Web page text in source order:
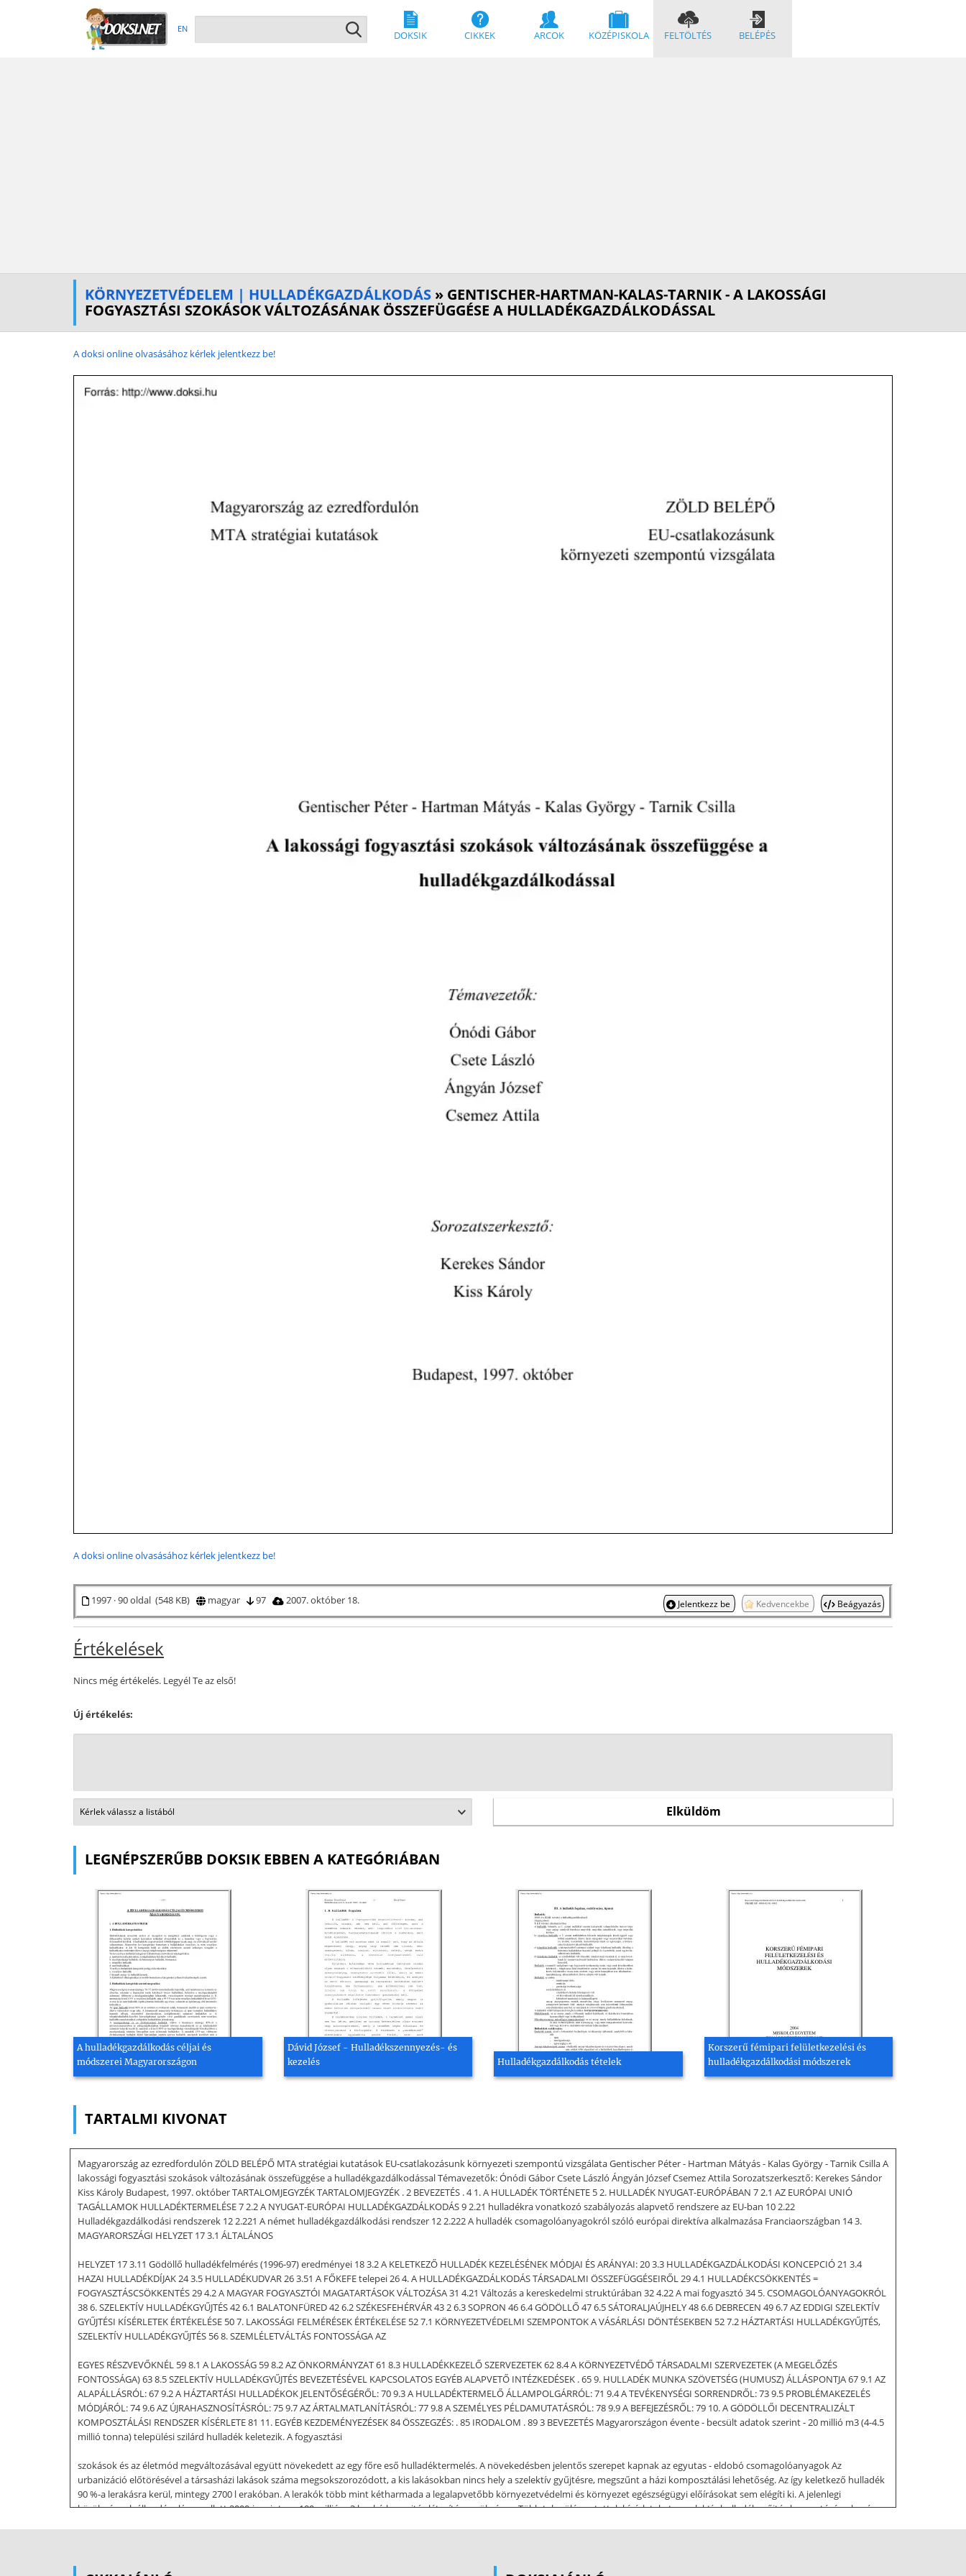
EN
DOKSIK CIKKEK ARCOK KÖZÉPISKOLA FELTÖLTÉS BELÉPÉS
KÖRNYEZETVÉDELEM | HULLADÉKGAZDÁLKODÁS » GENTISCHER-HARTMAN-KALAS-TARNIK - A LAKOSSÁGI
FOGYASZTÁSI SZOKÁSOK VÁLTOZÁSÁNAK ÖSSZEFÜGGÉSE A HULLADÉKGAZDÁLKODÁSSAL
A doksi online olvasásához kérlek jelentkezz be!
A doksi online olvasásához kérlek jelentkezz be!
1997 · 90 oldal (548 KB) magyar 97 2007. október 18. Jelentkezz be Kedvencekbe Beágyazás
Értékelések
Nincs még értékelés. Legyél Te az első!
Új értékelés:
LEGNÉPSZERŰBB DOKSIK EBBEN A KATEGÓRIÁBAN
A hulladékgazdálkodás céljai és
módszerei Magyarországon
Dávid József - Hulladékszennyezés- és
kezelés
Hulladékgazdálkodás tételek
Korszerű fémipari felületkezelési és
hulladékgazdálkodási módszerek
TARTALMI KIVONAT
Magyarország az ezredfordulón ZÖLD BELÉPŐ MTA stratégiai kutatások EU-csatlakozásunk környezeti szempontú vizsgálata Gentischer Péter - Hartman Mátyás - Kalas György - Tarnik Csilla A
lakossági fogyasztási szokások változásának összefüggése a hulladékgazdálkodással Témavezetők: Ónódi Gábor Csete László Ángyán József Csemez Attila Sorozatszerkesztő: Kerekes Sándor
Kiss Károly Budapest, 1997. október TARTALOMJEGYZÉK TARTALOMJEGYZÉK . 2 BEVEZETÉS . 4 1. A HULLADÉK TÖRTÉNETE 5 2. HULLADÉK NYUGAT-EURÓPÁBAN 7 2.1 AZ EURÓPAI UNIÓ
TAGÁLLAMOK HULLADÉKTERMELÉSE 7 2.2 A NYUGAT-EURÓPAI HULLADÉKGAZDÁLKODÁS 9 2.21 hulladékra vonatkozó szabályozás alapvető rendszere az EU-ban 10 2.22
Hulladékgazdálkodási rendszerek 12 2.221 A német hulladékgazdálkodási rendszer 12 2.222 A hulladék csomagolóanyagokról szóló európai direktíva alkalmazása Franciaországban 14 3.
MAGYARORSZÁGI HELYZET 17 3.1 ÁLTALÁNOS
HELYZET 17 3.11 Gödöllő hulladékfelmérés (1996-97) eredményei 18 3.2 A KELETKEZŐ HULLADÉK KEZELÉSÉNEK MÓDJAI ÉS ARÁNYAI: 20 3.3 HULLADÉKGAZDÁLKODÁSI KONCEPCIÓ 21 3.4
HAZAI HULLADÉKDÍJAK 24 3.5 HULLADÉKUDVAR 26 3.51 A FŐKEFE telepei 26 4. A HULLADÉKGAZDÁLKODÁS TÁRSADALMI ÖSSZEFÜGGÉSEIRŐL 29 4.1 HULLADÉKCSÖKKENTÉS =
FOGYASZTÁSCSÖKKENTÉS 29 4.2 A MAGYAR FOGYASZTÓI MAGATARTÁSOK VÁLTOZÁSA 31 4.21 Változás a kereskedelmi struktúrában 32 4.22 A mai fogyasztó 34 5. CSOMAGOLÓANYAGOKRÓL
38 6. SZELEKTÍV HULLADÉKGYŰJTÉS 42 6.1 BALATONFÜRED 42 6.2 SZÉKESFEHÉRVÁR 43 2 6.3 SOPRON 46 6.4 GÖDÖLLŐ 47 6.5 SÁTORALJAÚJHELY 48 6.6 DEBRECEN 49 6.7 AZ EDDIGI SZELEKTÍV
GYŰJTÉSI KÍSÉRLETEK ÉRTÉKELÉSE 50 7. LAKOSSÁGI FELMÉRÉSEK ÉRTÉKELÉSE 52 7.1 KÖRNYEZETVÉDELMI SZEMPONTOK A VÁSÁRLÁSI DÖNTÉSEKBEN 52 7.2 HÁZTARTÁSI HULLADÉKGYŰJTÉS,
SZELEKTÍV HULLADÉKGYŰJTÉS 56 8. SZEMLÉLETVÁLTÁS FONTOSSÁGA AZ
EGYES RÉSZVEVŐKNÉL 59 8.1 A LAKOSSÁG 59 8.2 AZ ÖNKORMÁNYZAT 61 8.3 HULLADÉKKEZELŐ SZERVEZETEK 62 8.4 A KÖRNYEZETVÉDŐ TÁRSADALMI SZERVEZETEK (A MEGELŐZÉS
FONTOSSÁGA) 63 8.5 SZELEKTÍV HULLADÉKGYŰJTÉS BEVEZETÉSÉVEL KAPCSOLATOS EGYÉB ALAPVETŐ INTÉZKEDÉSEK . 65 9. HULLADÉK MUNKA SZÖVETSÉG (HUMUSZ) ÁLLÁSPONTJA 67 9.1 AZ
ALAPÁLLÁSRÓL: 67 9.2 A HÁZTARTÁSI HULLADÉKOK JELENTŐSÉGÉRŐL: 70 9.3 A HULLADÉKTERMELŐ ÁLLAMPOLGÁRRÓL: 71 9.4 A TEVÉKENYSÉGI SORRENDRŐL: 73 9.5 PROBLÉMAKEZELÉS
MÓDJÁRÓL: 74 9.6 AZ ÚJRAHASZNOSÍTÁSRÓL: 75 9.7 AZ ÁRTALMATLANÍTÁSRÓL: 77 9.8 A SZEMÉLYES PÉLDAMUTATÁSRÓL: 78 9.9 A BEFEJEZÉSRŐL: 79 10. A GÖDÖLLŐI DECENTRALIZÁLT
KOMPOSZTÁLÁSI RENDSZER KÍSÉRLETE 81 11. EGYÉB KEZDEMÉNYEZÉSEK 84 ÖSSZEGZÉS: . 85 IRODALOM . 89 3 BEVEZETÉS Magyarországon évente - becsült adatok szerint - 20 millió m3 (4-4.5
millió tonna) települési szilárd hulladék keletezik. A fogyasztási
szokások és az életmód megváltozásával együtt növekedett az egy főre eső hulladéktermelés. A növekedésben jelentős szerepet kapnak az egyutas - eldobó csomagolóanyagok Az
urbanizáció előtörésével a társasházi lakások száma megsokszorozódott, a kis lakásokban nincs hely a szelektív gyűjtésre, megszűnt a házi komposztálási lehetőség. Az így keletkező hulladék
90 %-a lerakásra kerül, mintegy 2700 l erakóban. A lerakók több mint kétharmada a legalapvetőbb környezetvédelmi és környezet egészségügyi előírásokat sem elégíti ki. A jelenlegi
körülmények állandósulása mellett 2000-ig mintegy 180 millió m3 lerakó kapacitás létesítése szükséges. Több településen tettek kísérleteket a szelektív hulladékgyűjtés bevezetésére, kevés
hogy a h azai hulladékgazdálkodásban új szemlélet szükséges: minimalizálás, regionalitás, szelektivitás. Célunk, hogy közvetlen összefüggéseket keressünk a fogyasztói szokások és a hulladék